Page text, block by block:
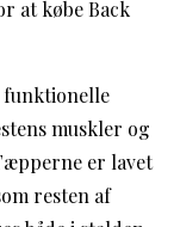
at købe Back
muskler og
er lavet
resten af